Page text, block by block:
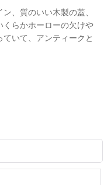
、質のいい木製の蓋、
くらかホーローの欠けや
いて、アンティークと